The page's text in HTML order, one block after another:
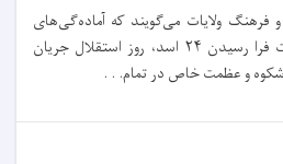
فرهنگ ولایات می‌گویند که آماده‌گی‌های
گسترده و همه‌جانبه به مناسبت فرا رسیدن ۲۴ اسد، روز استقلال جریان
شکوه و عظمت خاص در تمام. . .